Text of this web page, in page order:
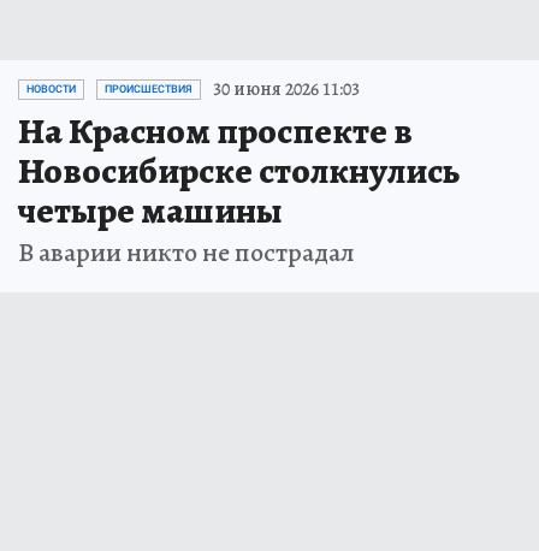
НОВОСТИ ПРОИСШЕСТВИЯ 30 июня 2026 11:03
На Красном проспекте в
Новосибирске столкнулись
четыре машины
В аварии никто не пострадал